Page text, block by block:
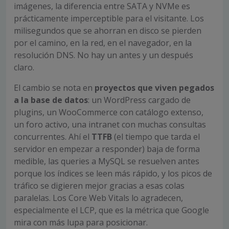
imágenes, la diferencia entre SATA y NVMe es
prácticamente imperceptible para el visitante. Los
milisegundos que se ahorran en disco se pierden
por el camino, en la red, en el navegador, en la
resolución DNS. No hay un antes y un después
claro.
El cambio se nota en proyectos que viven pegados
a la base de datos: un WordPress cargado de
plugins, un WooCommerce con catálogo extenso,
un foro activo, una intranet con muchas consultas
concurrentes. Ahí el TTFB (el tiempo que tarda el
servidor en empezar a responder) baja de forma
medible, las queries a MySQL se resuelven antes
porque los índices se leen más rápido, y los picos de
tráfico se digieren mejor gracias a esas colas
paralelas. Los Core Web Vitals lo agradecen,
especialmente el LCP, que es la métrica que Google
mira con más lupa para posicionar.